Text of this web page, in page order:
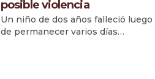
posible violencia
Un niño de dos años falleció luego
de permanecer varios días